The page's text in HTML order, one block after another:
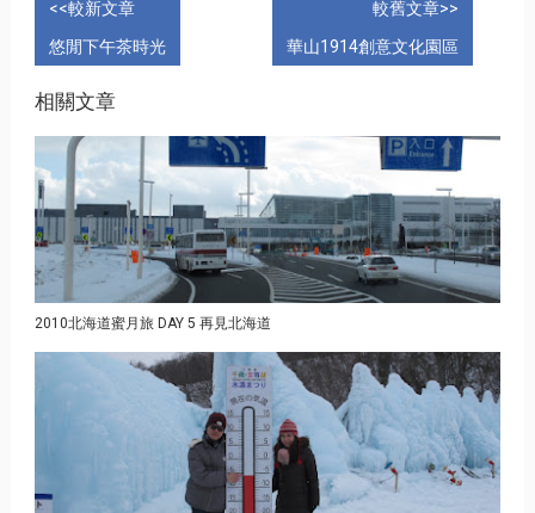
<<較新文章
悠閒下午茶時光
較舊文章>>
華山1914創意文化園區
相關文章
2010北海道蜜月旅 DAY 5 再見北海道